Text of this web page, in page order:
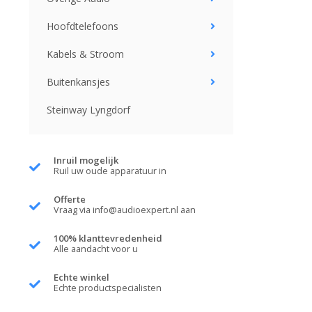
Hoofdtelefoons
Kabels & Stroom
Buitenkansjes
Steinway Lyngdorf
Inruil mogelijk
Ruil uw oude apparatuur in
Offerte
Vraag via info@audioexpert.nl aan
100% klanttevredenheid
Alle aandacht voor u
Echte winkel
Echte productspecialisten